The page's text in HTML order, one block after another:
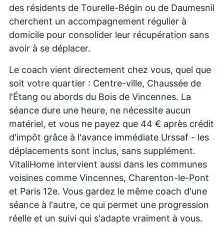
des résidents de Tourelle-Bégin ou de Daumesnil
cherchent un accompagnement régulier à
domicile pour consolider leur récupération sans
avoir à se déplacer.
Le coach vient directement chez vous, quel que
soit votre quartier : Centre-ville, Chaussée de
l'Étang ou abords du Bois de Vincennes. La
séance dure une heure, ne nécessite aucun
matériel, et vous ne payez que 44 € après crédit
d'impôt grâce à l'avance immédiate Urssaf - les
déplacements sont inclus, sans supplément.
VitaliHome intervient aussi dans les communes
voisines comme Vincennes, Charenton-le-Pont
et Paris 12e. Vous gardez le même coach d'une
séance à l'autre, ce qui permet une progression
réelle et un suivi qui s'adapte vraiment à vous.